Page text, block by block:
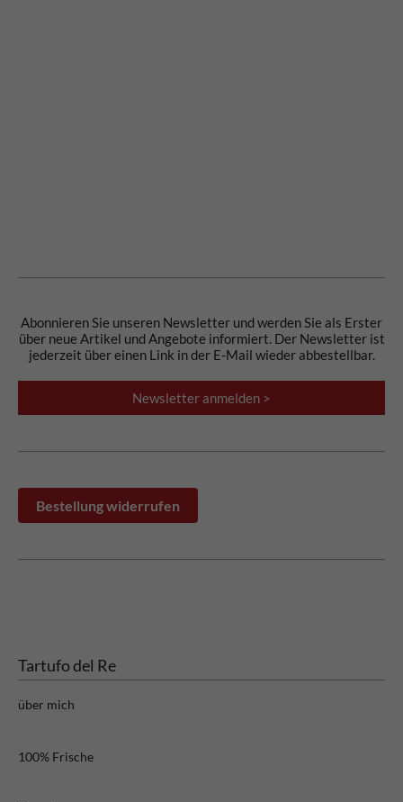
Abonnieren Sie unseren Newsletter und werden Sie als Erster
über neue Artikel und Angebote informiert. Der Newsletter ist
jederzeit über einen Link in der E-Mail wieder abbestellbar.
Newsletter anmelden >
Bestellung widerrufen
Tartufo del Re
über mich
100% Frische